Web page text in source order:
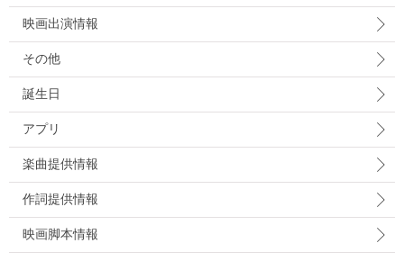
映画出演情報
その他
誕生日
アプリ
楽曲提供情報
作詞提供情報
映画脚本情報